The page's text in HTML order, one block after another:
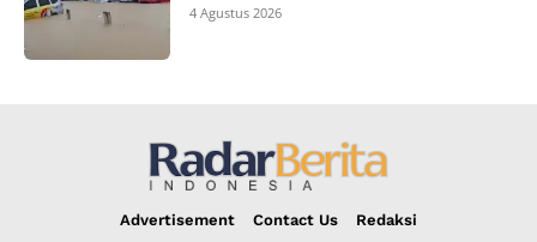
4 Agustus 2026
Advertisement Contact Us Redaksi